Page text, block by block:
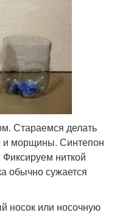
Стараемся делать
и морщины. Синтепон
ниткой
обычно сужается
носок или носочную